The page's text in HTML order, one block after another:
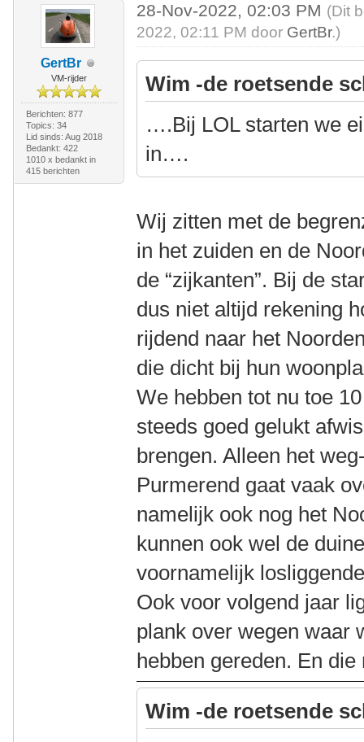
GertBr
VM-rijder
Berichten: 877
Topics: 34
Lid sinds: Aug 2018
Bedankt: 422
1010 x bedankt in
415 berichten
28-Nov-2022, 02:03 PM (Dit
2022, 02:11 PM door GertBr.)
Wim -de roetsende
….Bij LOL starten we
in….
Wij zitten met de
in het zuiden en de
de “zijkanten”. Bij de
dus niet altijd rekening
rijdend naar het
die dicht bij hun
We hebben tot nu toe
steeds goed gelukt
brengen. Alleen het
Purmerend gaat vaak
namelijk ook nog het
kunnen ook wel de
voornamelijk
Ook voor volgend jaar
plank over wegen waar
hebben gereden. En
Wim -de roetsende